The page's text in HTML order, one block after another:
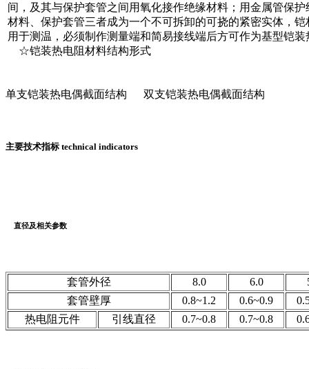
间，及其与保护套管之间用氧化接作绝缘材料；用金属管保
材料、保护套管三者成为一个不可拆卸的可挠的紧密实体，
用于测温，必须制作测量端和简易接线端后方可作为基型铠
☆铠装热电阻材料结构形式
单支铠装热电偶截面结构 双支铠装热电偶截面结构
主要技术指标 technical indicators
直径及相关参数
套管外径 8.0 6.0
套管壁厚
0.8~1.2 0.6~0.9
热电阻元件
引线直径 0.7~0.8 0.7~0.8